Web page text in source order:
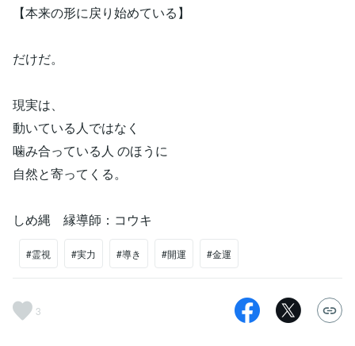
【本来の形に戻り始めている】
だけだ。
現実は、
動いている人ではなく
噛み合っている人 のほうに
自然と寄ってくる。
しめ縄 縁導師：コウキ
#霊視 #実力 #導き #開運 #金運
3